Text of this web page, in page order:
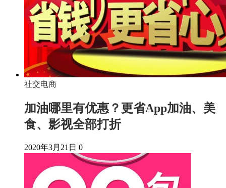
社交电商
加油哪里有优惠？更省App加油、美
食、影视全部打折
2020年3月21日 0